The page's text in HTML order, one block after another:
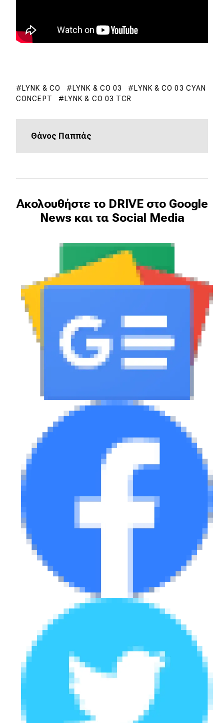
DRIVE USED
LYNK & CO LYNK & CO 03
LYNK & CO 03 CYAN
CONCEPT
LYNK & CO 03 TCR
Θάνος Παππάς
Ακολουθήστε το DRIVE στο Google
News και τα Social Media